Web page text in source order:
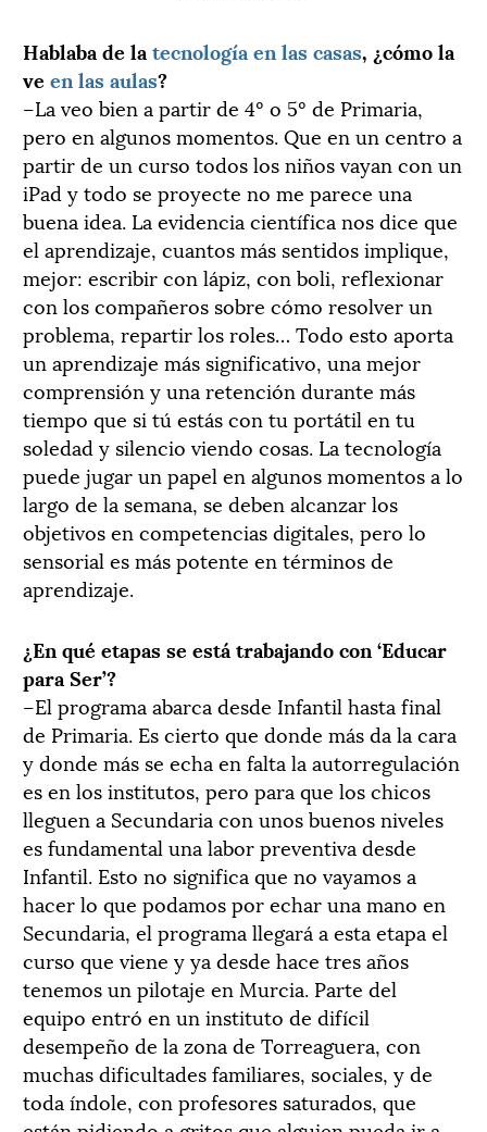
Hablaba de la tecnología en las casas, ¿cómo la
ve en las aulas?
–La veo bien a partir de 4º o 5º de Primaria,
pero en algunos momentos. Que en un centro a
partir de un curso todos los niños vayan con un
iPad y todo se proyecte no me parece una
buena idea. La evidencia científica nos dice que
el aprendizaje, cuantos más sentidos implique,
mejor: escribir con lápiz, con boli, reflexionar
con los compañeros sobre cómo resolver un
problema, repartir los roles… Todo esto aporta
un aprendizaje más significativo, una mejor
comprensión y una retención durante más
tiempo que si tú estás con tu portátil en tu
soledad y silencio viendo cosas. La tecnología
puede jugar un papel en algunos momentos a lo
largo de la semana, se deben alcanzar los
objetivos en competencias digitales, pero lo
sensorial es más potente en términos de
aprendizaje.
¿En qué etapas se está trabajando con ‘Educar
para Ser’?
–El programa abarca desde Infantil hasta final
de Primaria. Es cierto que donde más da la cara
y donde más se echa en falta la autorregulación
es en los institutos, pero para que los chicos
lleguen a Secundaria con unos buenos niveles
es fundamental una labor preventiva desde
Infantil. Esto no significa que no vayamos a
hacer lo que podamos por echar una mano en
Secundaria, el programa llegará a esta etapa el
curso que viene y ya desde hace tres años
tenemos un pilotaje en Murcia. Parte del
equipo entró en un instituto de difícil
desempeño de la zona de Torreaguera, con
muchas dificultades familiares, sociales, y de
toda índole, con profesores saturados, que